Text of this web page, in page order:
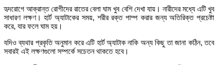
হৃদরোগে আক্রান্ত রোগীদের রাতের বেলা ঘাম খুব বেশি দেখা যায়। নারীদের মধ্যে এটি খুব
সাধারণ লক্ষণ। হার্ট অ্যাটাকের সময়, শরীর রক্ত পাম্প করার জন্য অতিরিক্ত প্রচেষ্টা
করে, যার ফলে ঘাম হয়।
যদিও ব্যথার প্রকৃতি অনুমান করে এটি হার্ট অ্যাটাক নাকি অন্য কিছু তা জানা কঠিন, তবে
সবারই এই লক্ষণগুলো সম্পর্কে সচেতন থাকতে হবে।